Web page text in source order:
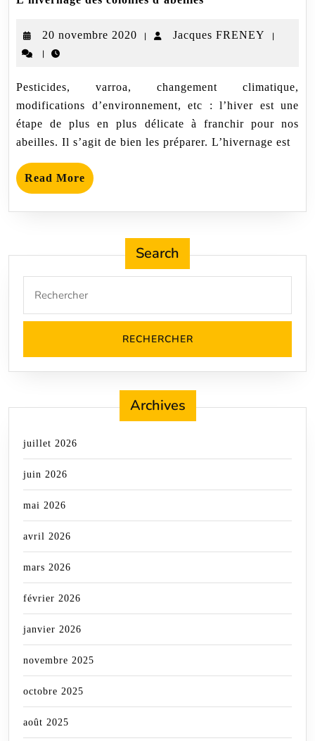
d’abeilles
20 novembre 2020
20
| Jacques FRENEY
Jacques
|
|
Pesticides, varroa, changement climatique,
modifications d’environnement, etc : l’hiver est une
étape de plus en plus délicate à franchir pour nos
abeilles. Il s’agit de bien les préparer. L’hivernage est
Read More Read
More
Search
for:
Archives
juillet 2026
juin 2026
mai 2026
avril 2026
mars 2026
février 2026
janvier 2026
novembre 2025
octobre 2025
août 2025